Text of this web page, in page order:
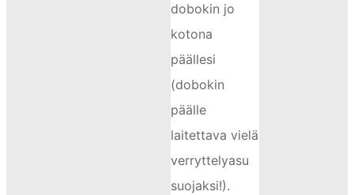
dobokin jo
kotona
päällesi
(dobokin
päälle
laitettava vielä
verryttelyasu
suojaksi!).